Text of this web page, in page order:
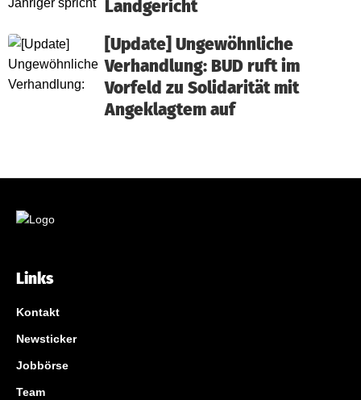
Landgericht
[Update] Ungewöhnliche
Verhandlung: BUD ruft im
Vorfeld zu Solidarität mit
Angeklagtem auf
Links
Kontakt
Newsticker
Jobbörse
Team